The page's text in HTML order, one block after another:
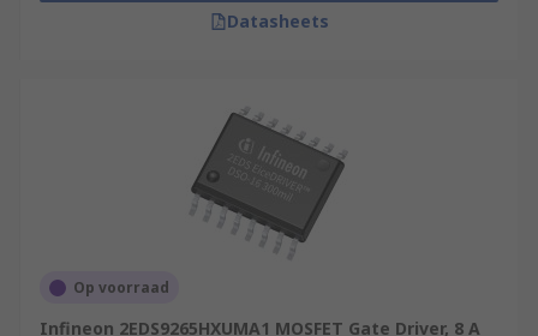
Datasheets
Op voorraad
Infineon 2EDS9265HXUMA1 MOSFET Gate Driver, 8 A